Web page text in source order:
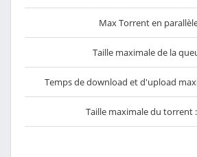
Max Torrent en
Taille maximale de la
Temps de download et d'upload
Taille maximale du torrent :